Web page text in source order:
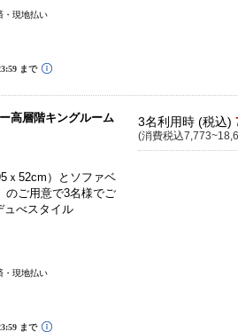
・現地払い
高層階キングルーム
ｘ52cm）とソファベ
のご用意で3名様でご
ュべスタイル
・現地払い
3名利用時 (税込)
(消費税込